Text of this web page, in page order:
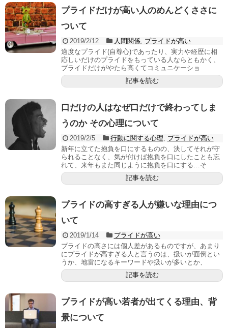
プライドだけが高い人のめんどくささに
ついて
2019/2/12 人間関係, プライドが高い
適度なプライド(自尊心)であったり、実力や経歴に相
応しいだけのプライドをもっている人ならともかく、
プライドだけがやたら高くてコミュニケーショ
記事を読む
口だけの人はなぜ口だけで終わってしま
うのか その心理について
2019/2/5 行動に関する心理, プライドが高い
新年に立てた抱負を口にするものの、決してそれが守
られることなく、気が付けば抱負を口にしたことも忘
れて、来年もまた同じように抱負を口にする…そ
記事を読む
プライドの高すぎる人が嫌いな理由につ
いて
2019/1/14
プライドが高い
プライドの高さには個人差があるものですが、あまり
にプライドが高すぎる人と言うのは、扱いが面倒とい
うか、地雷になるキーワードや扱いが多いとか、
記事を読む
プライドが高い若者が出てくる理由、背
景について